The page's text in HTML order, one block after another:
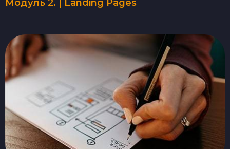
Модуль 2. | Landing Pages